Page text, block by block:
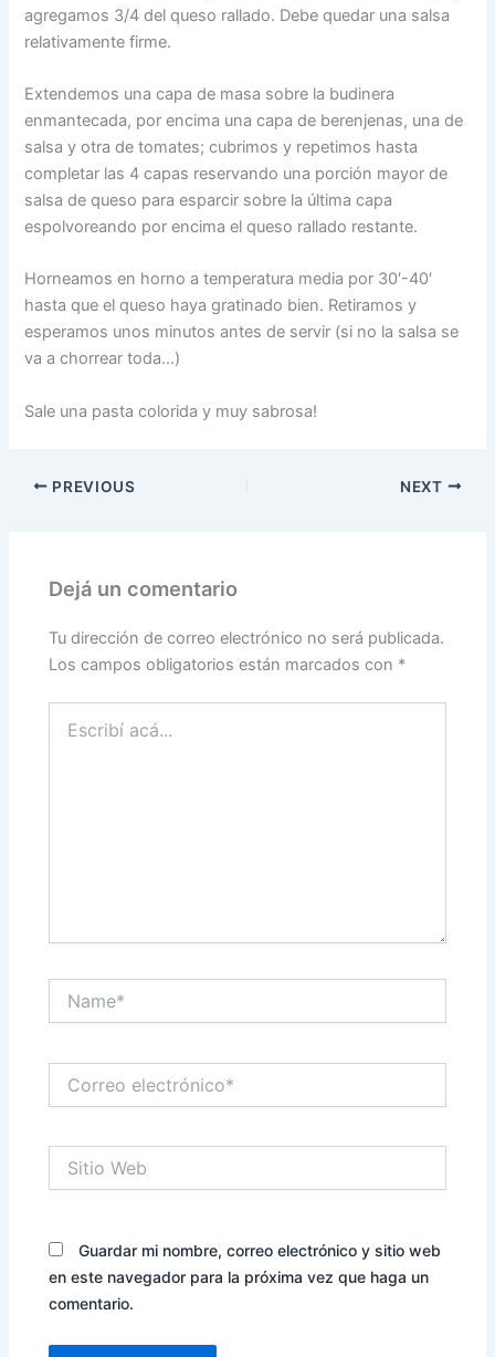
agregamos 3/4 del queso rallado. Debe quedar una salsa
relativamente firme.
Extendemos una capa de masa sobre la budinera
enmantecada, por encima una capa de berenjenas, una de
salsa y otra de tomates; cubrimos y repetimos hasta
completar las 4 capas reservando una porción mayor de
salsa de queso para esparcir sobre la última capa
espolvoreando por encima el queso rallado restante.
Horneamos en horno a temperatura media por 30′-40′
hasta que el queso haya gratinado bien. Retiramos y
esperamos unos minutos antes de servir (si no la salsa se
va a chorrear toda…)
Sale una pasta colorida y muy sabrosa!
PREVIOUS NEXT
Dejá un comentario
Tu dirección de correo electrónico no será publicada.
Los campos obligatorios están marcados con *
acá...
electrónico*
Web
Guardar mi nombre, correo electrónico y sitio web
en este navegador para la próxima vez que haga un
comentario.